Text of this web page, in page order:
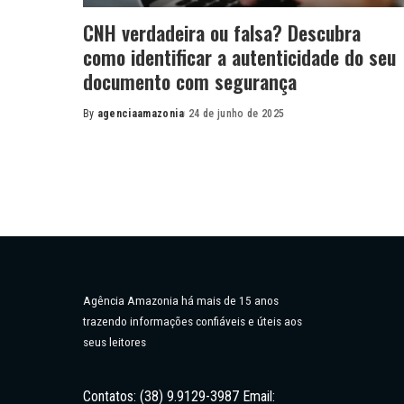
CNH verdadeira ou falsa? Descubra
como identificar a autenticidade do seu
documento com segurança
Posted
By agenciaamazonia 24 de junho de 2025
Agência Amazonia há mais de 15 anos
trazendo informações confiáveis e úteis aos
seus leitores
Contatos: (38) 9.9129-3987 Email: